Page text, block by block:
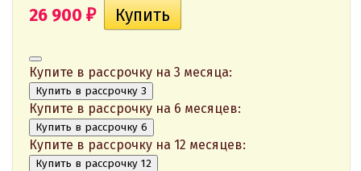
26 900 ₽
Купите в рассрочку на 3 месяца:
Купить в рассрочку 3
Купите в рассрочку на 6 месяцев:
Купить в рассрочку 6
Купите в рассрочку на 12 месяцев:
Купить в рассрочку 12